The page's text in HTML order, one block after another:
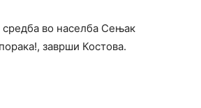
во населба Сењак
заврши Костова.